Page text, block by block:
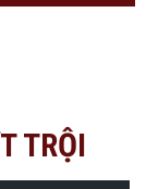
TRỘI